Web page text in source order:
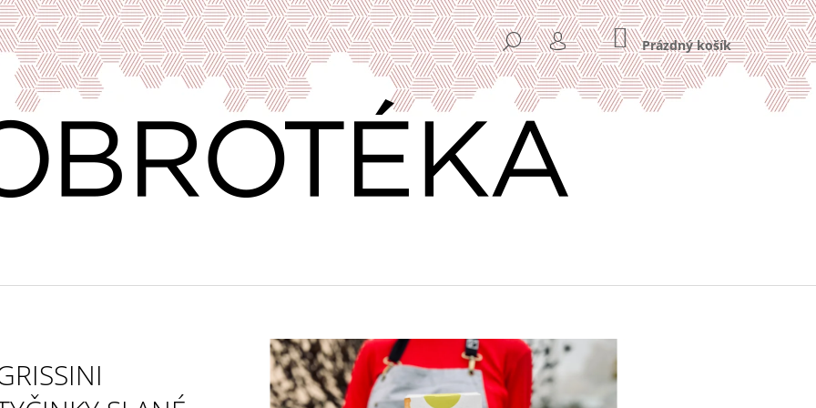
HLEDAT
PŘIHLÁŠENÍ
NÁKUPNÍ
KOŠÍK
Prázdný košík
CO POTŘEBUJETE NAJÍT?
HLEDAT
VERDEJO ILUSIONISTA, DO RUEDA,
VÍNO & DOBROTY 11